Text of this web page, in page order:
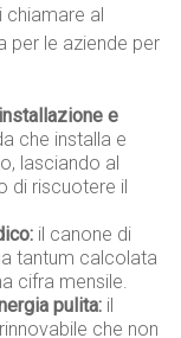
chiamare al
per le aziende per
e
che installa e
lasciando al
di riscuotere il
il canone di
tantum calcolata
cifra mensile.
pulita: il
che non